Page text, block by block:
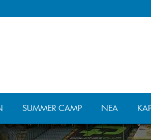
SUMMER CAMP ΝΈΑ